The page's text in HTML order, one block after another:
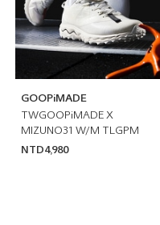
GOOPiMADE
TWGOOPiMADE X
MIZUNO31 W/M TLGPM
NTD4,980